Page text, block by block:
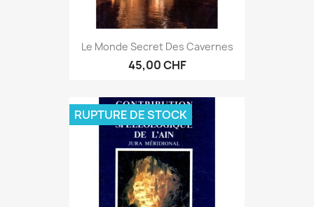
Le Monde Secret Des Cavernes
45,00 CHF
RUPTURE DE STOCK